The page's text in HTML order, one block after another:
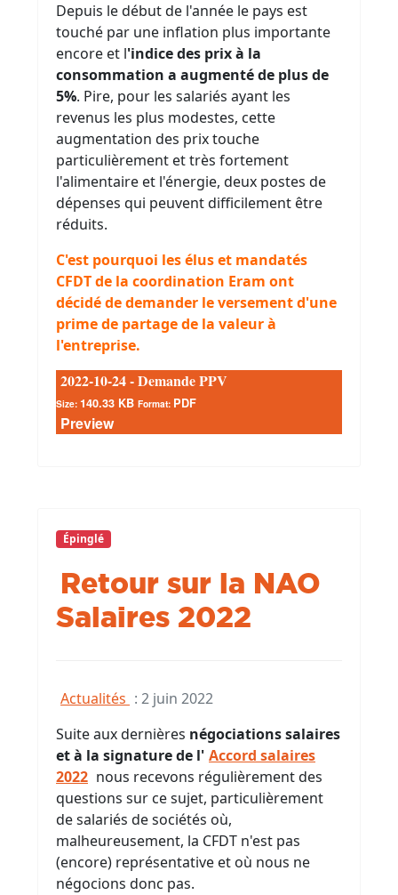
Depuis le début de l'année le pays est
touché par une inflation plus importante
encore et l'indice des prix à la
consommation a augmenté de plus de
5%. Pire, pour les salariés ayant les
revenus les plus modestes, cette
augmentation des prix touche
particulièrement et très fortement
l'alimentaire et l'énergie, deux postes de
dépenses qui peuvent difficilement être
réduits.
C'est pourquoi les élus et mandatés
CFDT de la coordination Eram ont
décidé de demander le versement d'une
prime de partage de la valeur à
l'entreprise.
2022-10-24 - Demande PPV
Size: 140.33 KB Format: PDF
Preview
Épinglé
Retour sur la NAO
Salaires 2022
Actualités : 2 juin 2022
Suite aux dernières négociations salaires
et à la signature de l' Accord salaires
2022 nous recevons régulièrement des
questions sur ce sujet, particulièrement
de salariés de sociétés où,
malheureusement, la CFDT n'est pas
(encore) représentative et où nous ne
négocions donc pas.